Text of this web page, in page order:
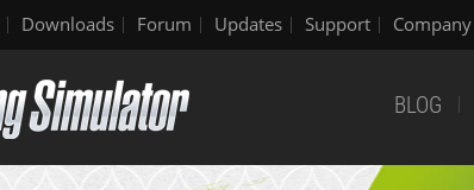
Downloads Forum Updates Support Company
BLOG